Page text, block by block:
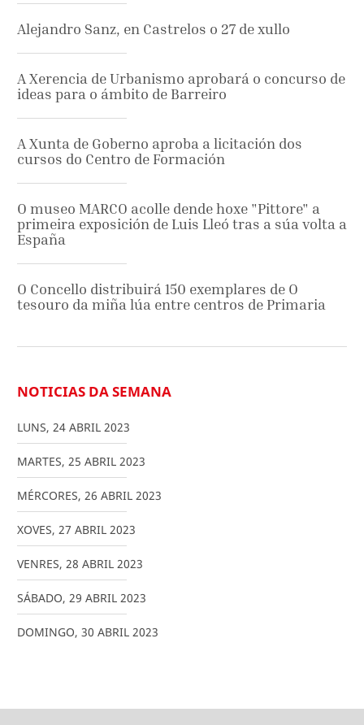
Alejandro Sanz, en Castrelos o 27 de xullo
A Xerencia de Urbanismo aprobará o concurso de
ideas para o ámbito de Barreiro
A Xunta de Goberno aproba a licitación dos
cursos do Centro de Formación
O museo MARCO acolle dende hoxe "Pittore" a
primeira exposición de Luis Lleó tras a súa volta a
España
O Concello distribuirá 150 exemplares de O
tesouro da miña lúa entre centros de Primaria
NOTICIAS DA SEMANA
LUNS, 24 ABRIL 2023
MARTES, 25 ABRIL 2023
MÉRCORES, 26 ABRIL 2023
XOVES, 27 ABRIL 2023
VENRES, 28 ABRIL 2023
SÁBADO, 29 ABRIL 2023
DOMINGO, 30 ABRIL 2023